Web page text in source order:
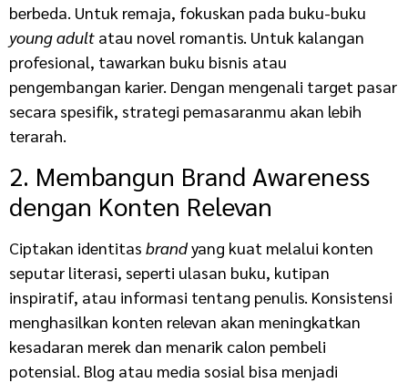
berbeda. Untuk remaja, fokuskan pada buku-buku
young adult atau novel romantis. Untuk kalangan
profesional, tawarkan buku bisnis atau
pengembangan karier. Dengan mengenali target pasar
secara spesifik, strategi pemasaranmu akan lebih
terarah.
2. Membangun Brand Awareness
dengan Konten Relevan
Ciptakan identitas brandyang kuat melalui konten
seputar literasi, seperti ulasan buku, kutipan
inspiratif, atau informasi tentang penulis. Konsistensi
menghasilkan konten relevan akan meningkatkan
kesadaran merek dan menarik calon pembeli
potensial. Blog atau media sosial bisa menjadi